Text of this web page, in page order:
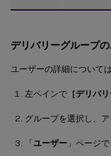
デリバリーグループ
ユーザーの詳細について
左ペインで ［デリバ
グループを選択し、
「ユーザー 」ページで